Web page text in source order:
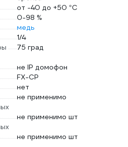
от -40 до +50 °С
0-98 %
медь
1/4
75 град
не IP домофон
FX-CP
нет
не применимо
не применимо шт
не применимо шт